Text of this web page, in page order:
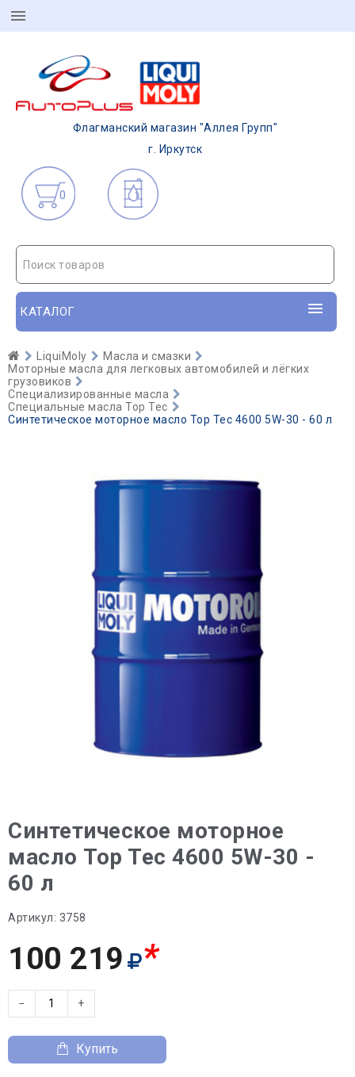
Флагманский магазин "Аллея Групп"
г. Иркутск
0
Поиск товаров
КАТАЛОГ
LiquiMoly
Масла и смазки
Моторные масла для легковых автомобилей и лёгких
грузовиков
Специализированные масла
Специальные масла Top Tec
Синтетическое моторное масло Top Tec 4600 5W-30 - 60 л
Синтетическое моторное
масло Top Tec 4600 5W-30 -
60 л
Артикул: 3758
100 219 *
− +
Купить